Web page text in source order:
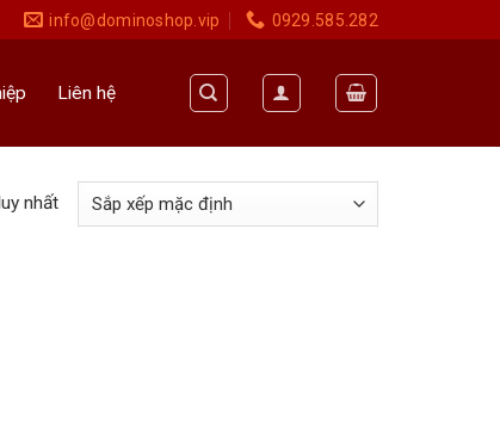
info@dominoshop.vip 0929.585.282
Liên hệ
nhất